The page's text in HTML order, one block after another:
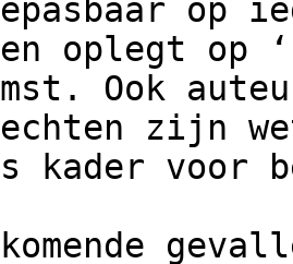
op
oplegt op
Ook
zijn
kader voor